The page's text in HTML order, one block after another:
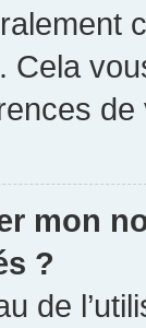
Cela
mon
?
de